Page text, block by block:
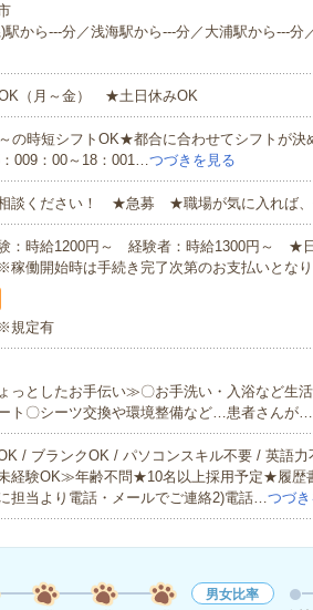
駅から---分／浅海駅から---分／大浦駅から---分
（月～金） ★土日休みOK
の時短シフトOK★都合に合わせてシフトが決
009：00～18：001…つづきを見る
談ください！ ★急募 ★職場が気に入れば、
：時給1200円～ 経験者：時給1300円～ ★
稼働開始時は手続き完了次第のお支払いとなり
規定有
っとしたお手伝い≫〇お手洗い・入浴など生
ト〇シーツ交換や環境整備など…患者さんが…
/ ブランクOK / パソコンスキル不要 / 英語力
経験OK≫年齢不問★10名以上採用予定★履歴
担当より電話・メールでご連絡2)電話…つづ
男女比率